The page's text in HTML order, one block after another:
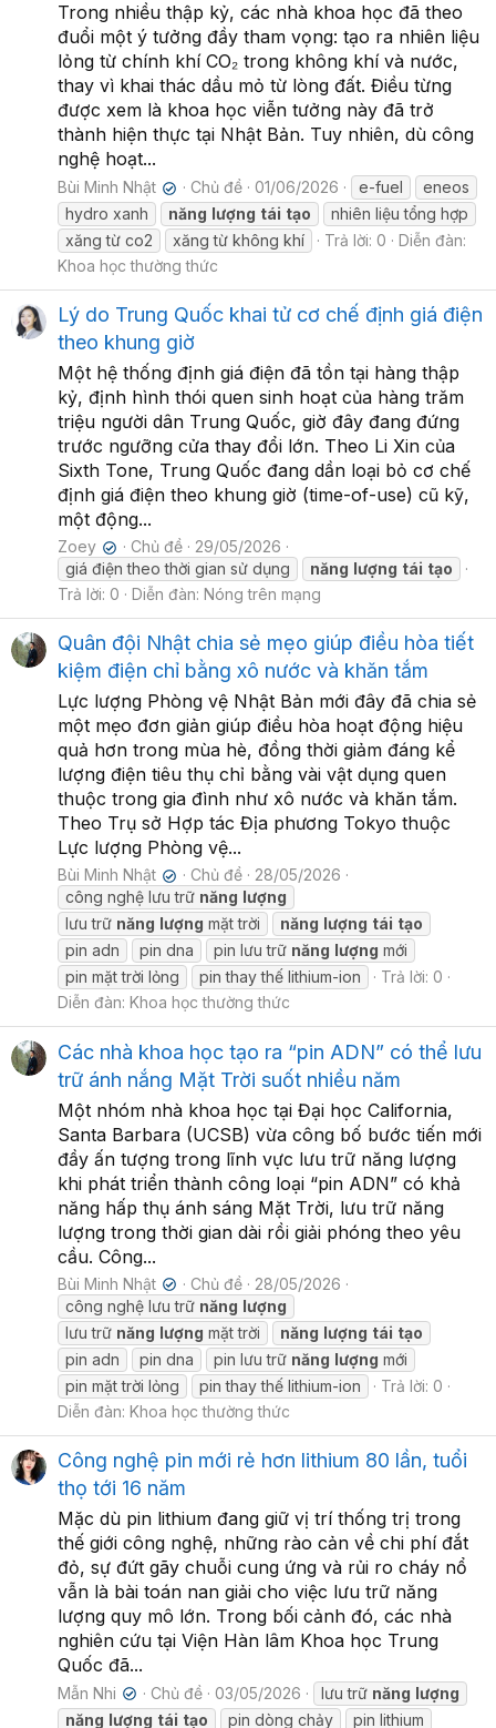
Trong nhiều thập kỷ, các nhà khoa học đã theo
đuổi một ý tưởng đầy tham vọng: tạo ra nhiên liệu
lỏng từ chính khí CO₂ trong không khí và nước,
thay vì khai thác dầu mỏ từ lòng đất. Điều từng
được xem là khoa học viễn tưởng này đã trở
thành hiện thực tại Nhật Bản. Tuy nhiên, dù công
nghệ hoạt...
Bùi Minh Nhật ✔ Chủ đề 01/06/2026 e-fuel
eneos
hydro xanh
năng lượng tái tạo
nhiên liệu tổng hợp
xăng từ co2
xăng từ không khí Trả lời: 0
Diễn đàn:
Khoa học thường thức
Lý do Trung Quốc khai tử cơ chế định giá điện
theo khung giờ
Một hệ thống định giá điện đã tồn tại hàng thập
kỷ, định hình thói quen sinh hoạt của hàng trăm
triệu người dân Trung Quốc, giờ đây đang đứng
trước ngưỡng cửa thay đổi lớn. Theo Li Xin của
Sixth Tone, Trung Quốc đang dần loại bỏ cơ chế
định giá điện theo khung giờ (time-of-use) cũ kỹ,
một động...
Zoey ✔ Chủ đề
29/05/2026
giá điện theo thời gian sử dụng
năng lượng tái tạo
Trả lời: 0
Diễn đàn: Nóng trên mạng
Quân đội Nhật chia sẻ mẹo giúp điều hòa tiết
kiệm điện chỉ bằng xô nước và khăn tắm
Lực lượng Phòng vệ Nhật Bản mới đây đã chia sẻ
một mẹo đơn giản giúp điều hòa hoạt động hiệu
quả hơn trong mùa hè, đồng thời giảm đáng kể
lượng điện tiêu thụ chỉ bằng vài vật dụng quen
thuộc trong gia đình như xô nước và khăn tắm.
Theo Trụ sở Hợp tác Địa phương Tokyo thuộc
Lực lượng Phòng vệ...
Bùi Minh Nhật ✔ Chủ đề
28/05/2026
công nghệ lưu trữ năng lượng
lưu trữ năng lượng mặt trời năng lượng tái tạo
pin adn
pin dna pin lưu trữ năng lượng mới
pin mặt trời lỏng
pin thay thế lithium-ion
Trả lời: 0
Diễn đàn: Khoa học thường thức
Các nhà khoa học tạo ra “pin ADN” có thể lưu
trữ ánh nắng Mặt Trời suốt nhiều năm
Một nhóm nhà khoa học tại Đại học California,
Santa Barbara (UCSB) vừa công bố bước tiến mới
đầy ấn tượng trong lĩnh vực lưu trữ năng lượng
khi phát triển thành công loại “pin ADN” có khả
năng hấp thụ ánh sáng Mặt Trời, lưu trữ năng
lượng trong thời gian dài rồi giải phóng theo yêu
cầu. Công...
Bùi Minh Nhật ✔ Chủ đề
28/05/2026
công nghệ lưu trữ năng lượng
lưu trữ năng lượng mặt trời năng lượng tái tạo
pin adn
pin dna pin lưu trữ năng lượng mới
pin mặt trời lỏng
pin thay thế lithium-ion
Trả lời: 0
Diễn đàn: Khoa học thường thức
Công nghệ pin mới rẻ hơn lithium 80 lần, tuổi
thọ tới 16 năm
Mặc dù pin lithium đang giữ vị trí thống trị trong
thế giới công nghệ, những rào cản về chi phí đắt
đỏ, sự đứt gãy chuỗi cung ứng và rủi ro cháy nổ
vẫn là bài toán nan giải cho việc lưu trữ năng
lượng quy mô lớn. Trong bối cảnh đó, các nhà
nghiên cứu tại Viện Hàn lâm Khoa học Trung
Quốc đã...
Mẫn Nhi ✔ Chủ đề 03/05/2026 lưu trữ năng lượng
năng lượng tái tạo pin dòng chảy pin lithium